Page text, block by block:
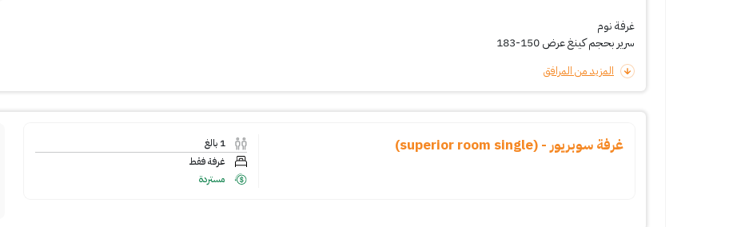
غرفة نوم
سرير بحجم كينغ عرض 150-183
المزيد من المرافق
غرفة سوبريور - (superior room single) 1 بالغ
غرفة فقط
مستردة